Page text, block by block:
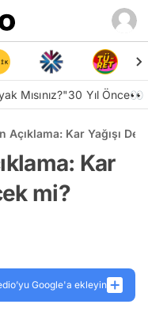
Mısınız?"30 Yıl Önce👀
Kar Yağışı
Kar
mi?
Google'a ekleyin